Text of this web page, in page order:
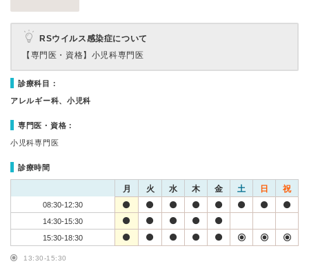
RSウイルス感染症について
【専門医・資格】 小児科専門医
診療科目：
アレルギー科、小児科
専門医・資格：
小児科専門医
診療時間
月 火 水 木 金 土 日 祝
08:30-12:30
14:30-15:30
15:30-18:30
13:30-15:30